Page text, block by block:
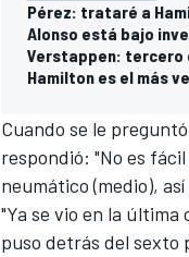
WRC
Pérez: trataré a
Alonso está bajo
Verstappen: tercero
Hamilton es el más
Cuando se le
respondió: "No es
neumático (medio),
"Ya se vio en la última
puso detrás del sexto